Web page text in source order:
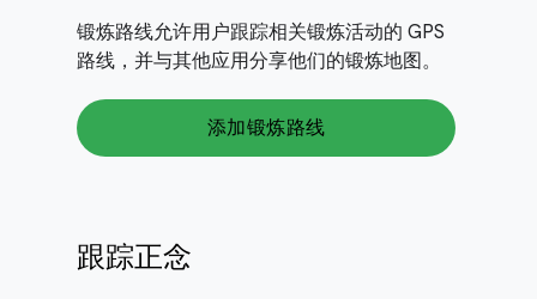
锻炼路线允许用户跟踪相关锻炼活动的 GPS
路线，并与其他应用分享他们的锻炼地图。
添加锻炼路线
跟踪正念